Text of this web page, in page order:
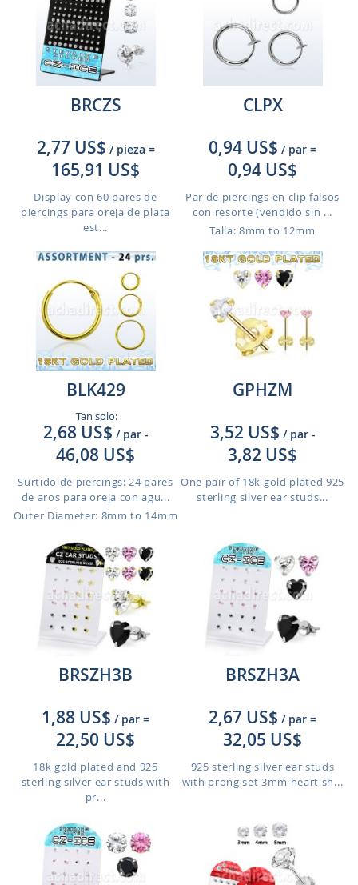
BRCZS
2,77 US$ / pieza =
165,91 US$
Display con 60 pares de
piercings para oreja de plata
est...
CLPX
0,94 US$ / par =
0,94 US$
Par de piercings en clip falsos
con resorte (vendido sin ...
Talla: 8mm to 12mm
BLK429
Tan solo:
2,68 US$ / par -
46,08 US$
Surtido de piercings: 24 pares
de aros para oreja con agu...
Outer Diameter: 8mm to 14mm
GPHZM
3,52 US$ / par -
3,82 US$
One pair of 18k gold plated 925
sterling silver ear studs...
BRSZH3B
1,88 US$ / par =
22,50 US$
18k gold plated and 925
sterling silver ear studs with
pr...
BRSZH3A
2,67 US$ / par =
32,05 US$
925 sterling silver ear studs
with prong set 3mm heart sh...